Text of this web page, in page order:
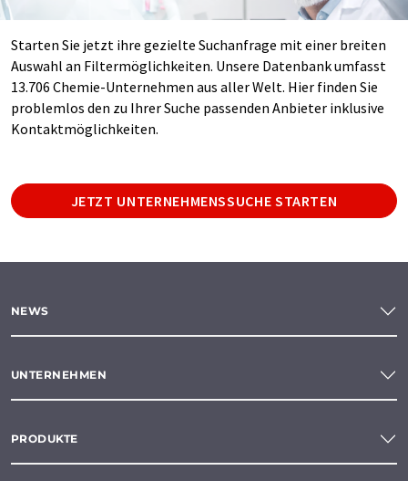
Starten Sie jetzt ihre gezielte Suchanfrage mit einer breiten
Auswahl an Filtermöglichkeiten. Unsere Datenbank umfasst
13.706 Chemie-Unternehmen aus aller Welt. Hier finden Sie
problemlos den zu Ihrer Suche passenden Anbieter inklusive
Kontaktmöglichkeiten.
JETZT UNTERNEHMENSSUCHE STARTEN
NEWS
UNTERNEHMEN
PRODUKTE